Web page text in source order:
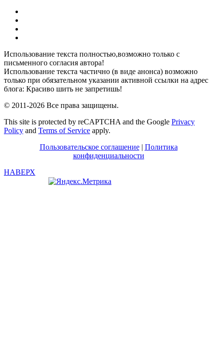
Использование текста полностью,возможно только с
письменного согласия автора!
Использование текста частично (в виде анонса) возможно
только при обязательном указании активной ссылки на адрес
блога: Красиво шить не запретишь!
© 2011-2026 Все права защищены.
This site is protected by reCAPTCHA and the Google Privacy
Policy and Terms of Service apply.
Пользовательское соглашение| Политика
конфиденциальности
НАВЕРХ